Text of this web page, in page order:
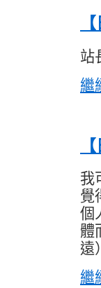
繼
我
覺
個
體
遠）
繼